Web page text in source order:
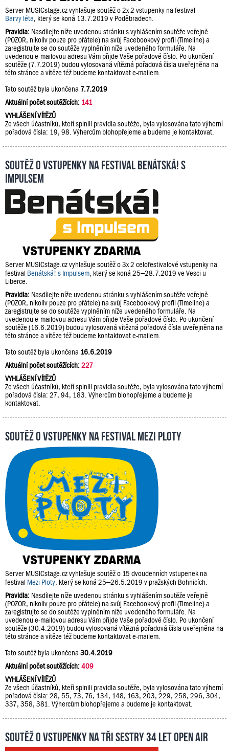
Server MUSICstage.cz vyhlašuje soutěž o 2x 2 vstupenky na festival
Barvy léta, který se koná 13.7.2019 v Poděbradech.
Pravidla: Nasdílejte níže uvedenou stránku s vyhlášením soutěže veřejně
(POZOR, nikoliv pouze pro přátele) na svůj Facebookový profil (Timeline) a
zaregistrujte se do soutěže vyplněním níže uvedeného formuláře. Na
uvedenou e-mailovou adresu Vám přijde Vaše pořadové číslo. Po ukončení
soutěže (7.7.2019) budou vylosovaná vítězná pořadová čísla uveřejněna na
této stránce a vítěze též budeme kontaktovat e-mailem.
Tato soutěž byla ukončena 7.7.2019
Aktuální počet soutěžících: 141
VYHLÁŠENÍ VÍTĚZŮ
Ze všech účastníků, kteří splnili pravidla soutěže, byla vylosována tato výherní
pořadová čísla: 19, 98. Výhercům blohopřejeme a budeme je kontaktovat.
Soutěž o vstupenky na festival Benátská! s
Impulsem
Server MUSICstage.cz vyhlašuje soutěž o 3x 2 celofestivalové vstupenky na
festival Benátská! s Impulsem, který se koná 25–28.7.2019 ve Vesci u
Liberce.
Pravidla: Nasdílejte níže uvedenou stránku s vyhlášením soutěže veřejně
(POZOR, nikoliv pouze pro přátele) na svůj Facebookový profil (Timeline) a
zaregistrujte se do soutěže vyplněním níže uvedeného formuláře. Na
uvedenou e-mailovou adresu Vám přijde Vaše pořadové číslo. Po ukončení
soutěže (16.6.2019) budou vylosovaná vítězná pořadová čísla uveřejněna na
této stránce a vítěze též budeme kontaktovat e-mailem.
Tato soutěž byla ukončena 16.6.2019
Aktuální počet soutěžících:227
VYHLÁŠENÍ VÍTĚZŮ
Ze všech účastníků, kteří splnili pravidla soutěže, byla vylosována tato výherní
pořadová čísla: 27, 94, 183. Výhercům blohopřejeme a budeme je
kontaktovat.
Soutěž o vstupenky na festival Mezi Ploty
Server MUSICstage.cz vyhlašuje soutěž o 15 dvoudenních vstupenek na
festival Mezi Ploty, který se koná 25–26.5.2019 v pražských Bohnicích.
Pravidla: Nasdílejte níže uvedenou stránku s vyhlášením soutěže veřejně
(POZOR, nikoliv pouze pro přátele) na svůj Facebookový profil (Timeline) a
zaregistrujte se do soutěže vyplněním níže uvedeného formuláře. Na
uvedenou e-mailovou adresu Vám přijde Vaše pořadové číslo. Po ukončení
soutěže (30.4.2019) budou vylosovaná vítězná pořadová čísla uveřejněna na
této stránce a vítěze též budeme kontaktovat e-mailem.
Tato soutěž byla ukončena 30.4.2019
Aktuální počet soutěžících:409
VYHLÁŠENÍ VÍTĚZŮ
Ze všech účastníků, kteří splnili pravidla soutěže, byla vylosována tato výherní
pořadová čísla: 28, 55, 73, 76, 134, 148, 163, 203, 229, 258, 296, 304,
337, 358, 381. Výhercům blohopřejeme a budeme je kontaktovat.
Soutěž o vstupenky na Tři sestry 34 let Open Air